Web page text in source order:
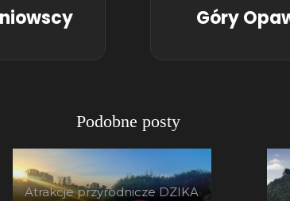
Góry
Podobne posty
Atrakcje przyrodnicze DZIKA